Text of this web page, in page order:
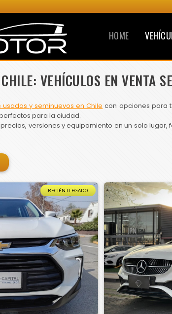
HOME
VEHÍCULOS EN VENTA
y seminuevos en Chile con opciones para
para la ciudad.
versiones y equipamiento en un solo
RECIÉN LLEGADO